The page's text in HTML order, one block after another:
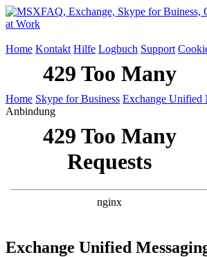
Home Kontakt Hilfe Logbuch Support
Home Skype for Business Exchange Unified
Anbindung
Exchange Unified